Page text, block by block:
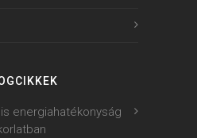
energiahatékonyság